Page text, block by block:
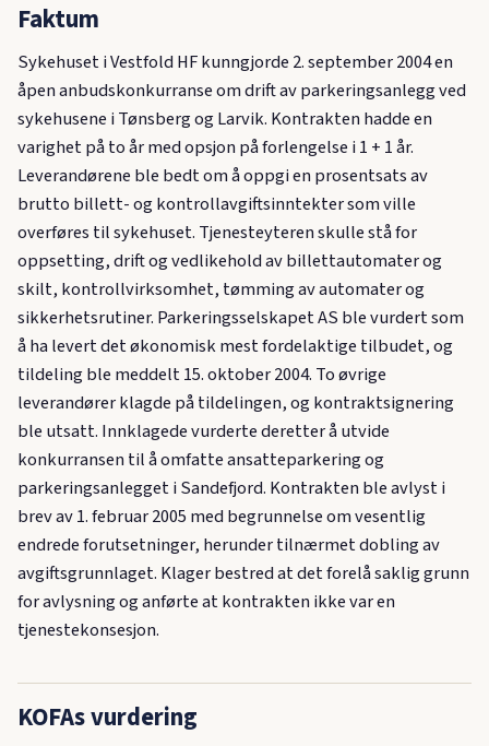
Faktum
Sykehuset i Vestfold HF kunngjorde 2. september 2004 en
åpen anbudskonkurranse om drift av parkeringsanlegg ved
sykehusene i Tønsberg og Larvik. Kontrakten hadde en
varighet på to år med opsjon på forlengelse i 1 + 1 år.
Leverandørene ble bedt om å oppgi en prosentsats av
brutto billett- og kontrollavgiftsinntekter som ville
overføres til sykehuset. Tjenesteyteren skulle stå for
oppsetting, drift og vedlikehold av billettautomater og
skilt, kontrollvirksomhet, tømming av automater og
sikkerhetsrutiner. Parkeringsselskapet AS ble vurdert som
å ha levert det økonomisk mest fordelaktige tilbudet, og
tildeling ble meddelt 15. oktober 2004. To øvrige
leverandører klagde på tildelingen, og kontraktsignering
ble utsatt. Innklagede vurderte deretter å utvide
konkurransen til å omfatte ansatteparkering og
parkeringsanlegget i Sandefjord. Kontrakten ble avlyst i
brev av 1. februar 2005 med begrunnelse om vesentlig
endrede forutsetninger, herunder tilnærmet dobling av
avgiftsgrunnlaget. Klager bestred at det forelå saklig grunn
for avlysning og anførte at kontrakten ikke var en
tjenestekonsesjon.
KOFAs vurdering